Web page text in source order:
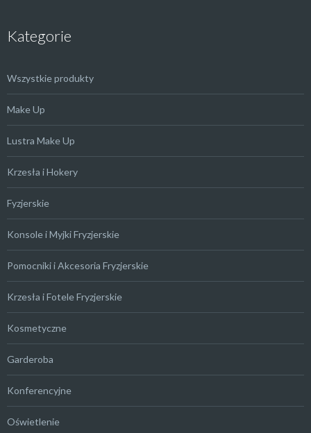
Kategorie
Wszystkie produkty
Make Up
Lustra Make Up
Krzesła i Hokery
Fyzjerskie
Konsole i Myjki Fryzjerskie
Pomocniki i Akcesoria Fryzjerskie
Krzesła i Fotele Fryzjerskie
Kosmetyczne
Garderoba
Konferencyjne
Oświetlenie